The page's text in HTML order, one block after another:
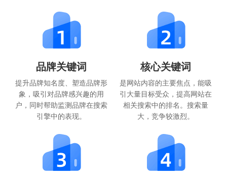
品牌关键词
提升品牌知名度、塑造品牌形
象，吸引对品牌感兴趣的用
户，同时帮助监测品牌在搜索
引擎中的表现。
核心关键词
是网站内容的主要焦点，能吸
引大量目标受众，提高网站在
相关搜索中的排名。搜索量
大，竞争较激烈。